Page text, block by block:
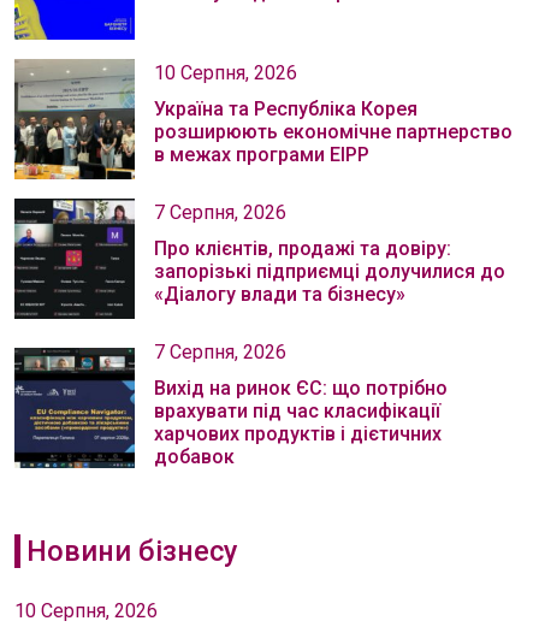
10 Серпня, 2026
Україна та Республіка Корея
розширюють економічне партнерство
в межах програми EIPP
7 Серпня, 2026
Про клієнтів, продажі та довіру:
запорізькі підприємці долучилися до
«Діалогу влади та бізнесу»
7 Серпня, 2026
Вихід на ринок ЄС: що потрібно
врахувати під час класифікації
харчових продуктів і дієтичних
добавок
Новини бізнесу
10 Серпня, 2026